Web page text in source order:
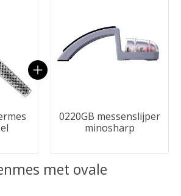
0220GB messenslijper
minosharp
met ovale